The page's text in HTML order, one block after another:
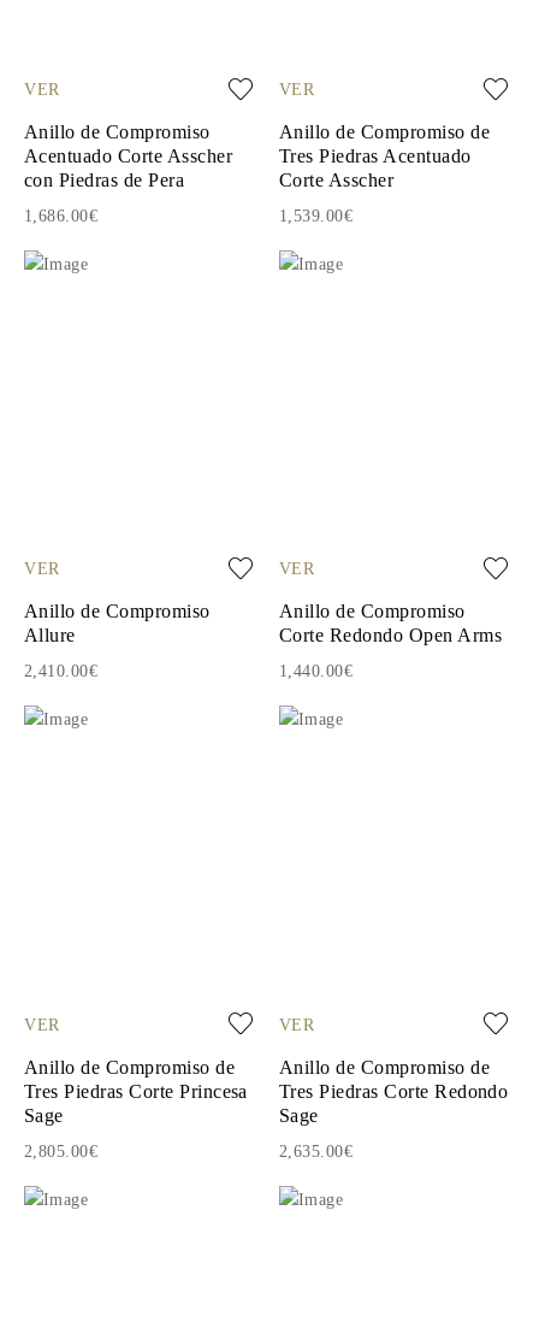
VER
Anillo de Compromiso
Acentuado Corte Asscher
con Piedras de Pera
1,686.00€
VER
Anillo de Compromiso de
Tres Piedras Acentuado
Corte Asscher
1,539.00€
VER
Anillo de Compromiso
Allure
2,410.00€
VER
Anillo de Compromiso
Corte Redondo Open Arms
1,440.00€
VER
Anillo de Compromiso de
Tres Piedras Corte Princesa
Sage
2,805.00€
VER
Anillo de Compromiso de
Tres Piedras Corte Redondo
Sage
2,635.00€